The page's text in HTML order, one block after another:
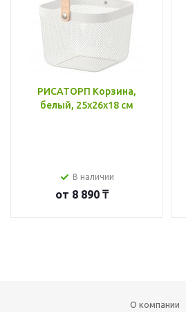
РИСАТОРП Корзина,
белый, 25x26x18 см
В наличии
от 8 890 ₸
О компании